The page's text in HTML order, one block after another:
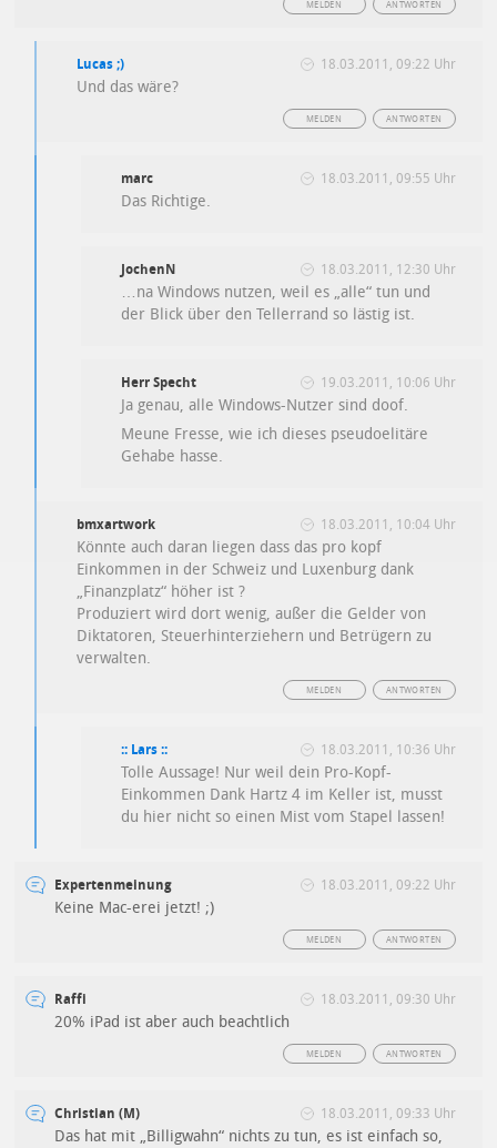
ANTWORTEN
MELDEN
Lucas ;) 18.03.2011, 09:22 Uhr
Und das wäre?
ANTWORTEN
MELDEN
marc 18.03.2011, 09:55 Uhr
Das Richtige.
JochenN 18.03.2011, 12:30 Uhr
…na Windows nutzen, weil es „alle“ tun und
der Blick über den Tellerrand so lästig ist.
Herr Specht 19.03.2011, 10:06 Uhr
Ja genau, alle Windows-Nutzer sind doof.
Meune Fresse, wie ich dieses pseudoelitäre
Gehabe hasse.
bmxartwork 18.03.2011, 10:04 Uhr
Könnte auch daran liegen dass das pro kopf
Einkommen in der Schweiz und Luxenburg dank
„Finanzplatz“ höher ist ?
Produziert wird dort wenig, außer die Gelder von
Diktatoren, Steuerhinterziehern und Betrügern zu
verwalten.
ANTWORTEN
MELDEN
:: Lars :: 18.03.2011, 10:36 Uhr
Tolle Aussage! Nur weil dein Pro-Kopf-
Einkommen Dank Hartz 4 im Keller ist, musst
du hier nicht so einen Mist vom Stapel lassen!
Expertenmeinung 18.03.2011, 09:22 Uhr
Keine Mac-erei jetzt! ;)
ANTWORTEN
MELDEN
Raffi 18.03.2011, 09:30 Uhr
20% iPad ist aber auch beachtlich
ANTWORTEN
MELDEN
Christian (M) 18.03.2011, 09:33 Uhr
Das hat mit „Billigwahn“ nichts zu tun, es ist einfach so,